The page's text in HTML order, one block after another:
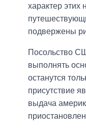
характер этих
подвержены
Посольство
выполнять
останутся
присутствие
выдача